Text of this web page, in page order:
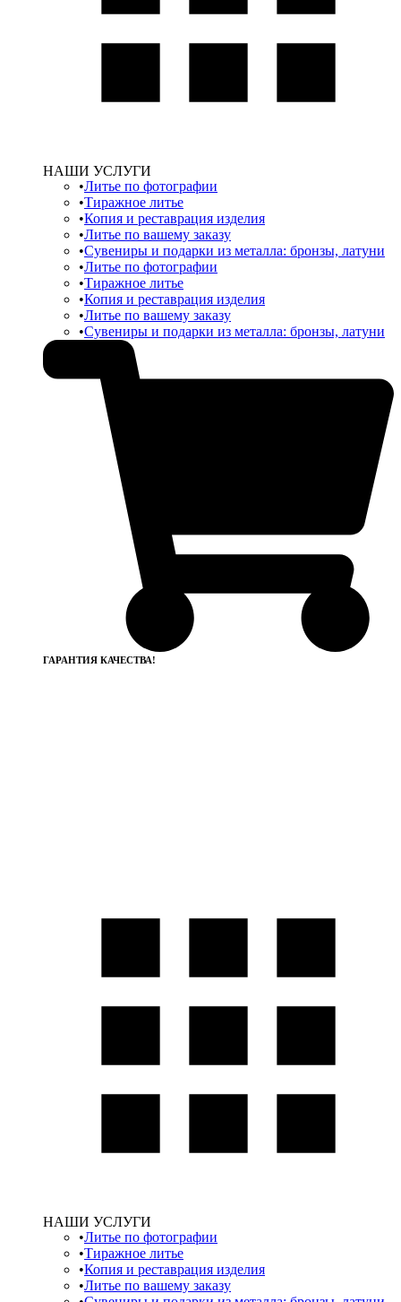
НАШИ УСЛУГИ
Литье по фотографии
Тиражное литье
Копия и реставрация изделия
Литье по вашему заказу
Сувениры и подарки из металла: бронзы, латуни
Литье по фотографии
Тиражное литье
Копия и реставрация изделия
Литье по вашему заказу
Сувениры и подарки из металла: бронзы, латуни
ГАРАНТИЯ КАЧЕСТВА!
НАШИ УСЛУГИ
Литье по фотографии
Тиражное литье
Копия и реставрация изделия
Литье по вашему заказу